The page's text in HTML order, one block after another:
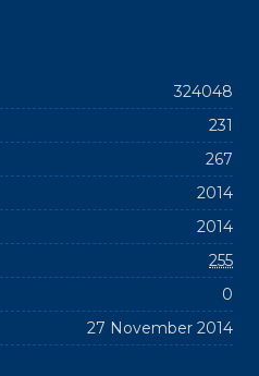
324048
231
267
2014
2014
255
0
27 November 2014